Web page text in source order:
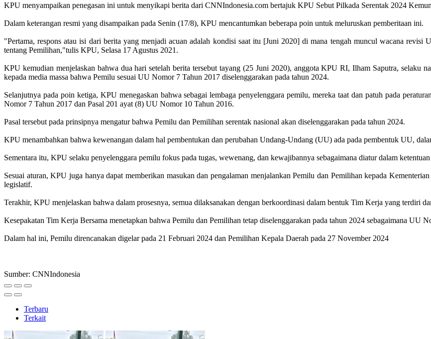
KPU menyampaikan penegasan ini untuk menyikapi berita dari CNNIndonesia.com bertajuk KPU Sebut Pilkada Serentak 2024
Dalam keterangan resmi yang disampaikan pada Senin (17/8), KPU mencantumkan beberapa poin untuk meluruskan pemberitaan ini.
"Pertama, respons atau isi dari berita yang menjadi acuan adalah kondisi saat itu [Juni 2020] di mana tengah muncul wacana
tentang Pemilihan,"tulis KPU, Selasa 17 Agustus 2021.
KPU kemudian menjelaskan bahwa dua hari setelah berita tersebut tayang (25 Juni 2020), anggota KPU RI, Ilham Saputra, selaku
kepada media massa bahwa Pemilu sesuai UU Nomor 7 Tahun 2017 diselenggarakan pada tahun 2024.
Selanjutnya pada poin ketiga, KPU menegaskan bahwa sebagai lembaga penyelenggara pemilu, mereka taat dan patuh pada
Nomor 7 Tahun 2017 dan Pasal 201 ayat (8) UU Nomor 10 Tahun 2016.
Pasal tersebut pada prinsipnya mengatur bahwa Pemilu dan Pemilihan serentak nasional akan diselenggarakan pada tahun 2024.
KPU menambahkan bahwa kewenangan dalam hal pembentukan dan perubahan Undang-Undang (UU) ada pada pembentuk UU,
Sementara itu, KPU selaku penyelenggara pemilu fokus pada tugas, wewenang, dan kewajibannya sebagaimana diatur dalam
Sesuai aturan, KPU juga hanya dapat memberikan masukan dan pengalaman menjalankan Pemilu dan Pemilihan kepada
legislatif.
Terakhir, KPU menjelaskan bahwa dalam prosesnya, semua dilaksanakan dengan berkoordinasi dalam bentuk Tim Kerja yang terdiri
Kesepakatan Tim Kerja Bersama menetapkan bahwa Pemilu dan Pemilihan tetap diselenggarakan pada tahun 2024 sebagaimana UU
Dalam hal ini, Pemilu direncanakan digelar pada 21 Februari 2024 dan Pemilihan Kepala Daerah pada 27 November 2024
Sumber: CNNIndonesia
Terbaru
Terkait